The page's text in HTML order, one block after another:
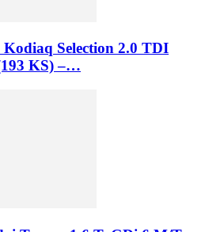
Kodiaq Selection 2.0 TDI
KS) –…